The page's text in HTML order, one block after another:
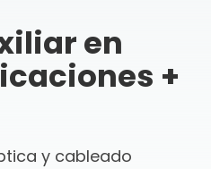
en
+
y cableado